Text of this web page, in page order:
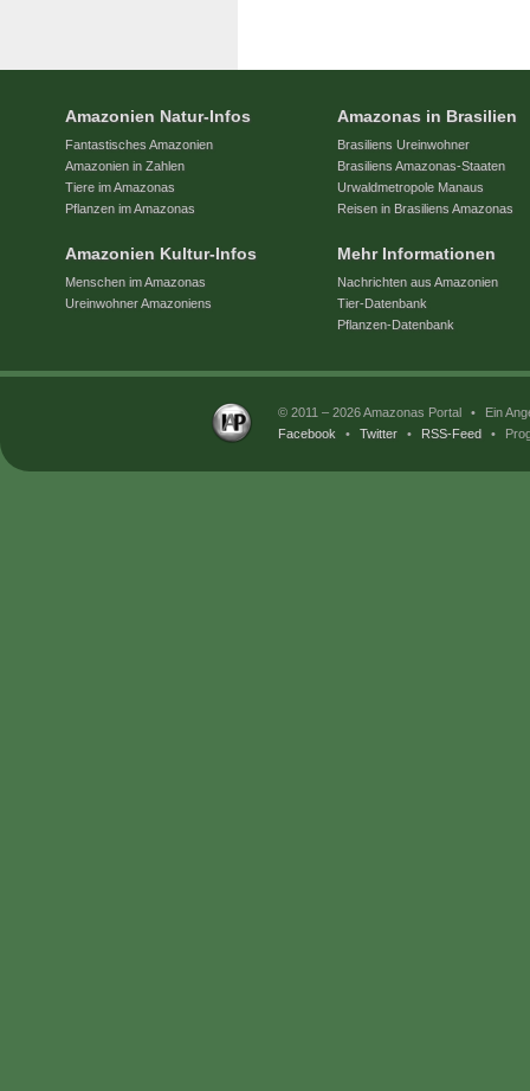
Amazonien Natur-Infos
Fantastisches Amazonien
Amazonien in Zahlen
Tiere im Amazonas
Pflanzen im Amazonas
Amazonien Kultur-Infos
Menschen im Amazonas
Ureinwohner Amazoniens
Amazonas in Brasilien
Brasiliens Ureinwohner
Brasiliens Amazonas-Staaten
Urwaldmetropole Manaus
Reisen in Brasiliens Amazonas
Mehr Informationen
Nachrichten aus Amazonien
Tier-Datenbank
Pflanzen-Datenbank
© 2011 – 2026 Amazonas Portal •
Ein
Facebook
• Twitter • RSS-Feed •